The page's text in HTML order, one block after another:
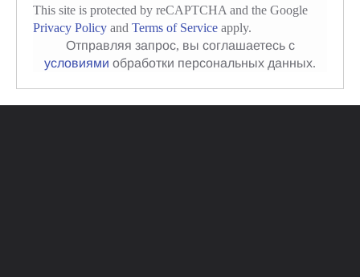
This site is protected by reCAPTCHA and the Google
Privacy Policy and Terms of Service apply.
Отправляя запрос, вы соглашаетесь с
условиями обработки персональных данных.
Заказать обратный звонок или позвонить
по бесплатному номеру в России -8
(800) 600-90-93